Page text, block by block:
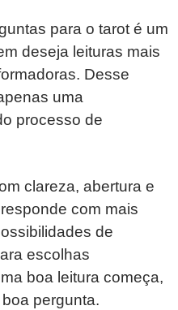
para o tarot é um
deseja leituras mais
Desse
uma
processo de
clareza, abertura e
com mais
de
escolhas
boa leitura começa,
pergunta.